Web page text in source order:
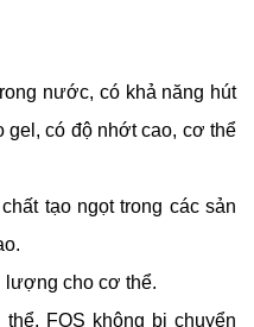
nước, có khả năng hút
có độ nhớt cao, cơ thể
tạo ngọt trong các sản
lượng cho cơ thể.
FOS không bị chuyển